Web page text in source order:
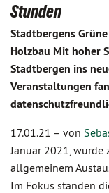
Stunden
Stadtbergens
Holzbau Mit hoher
Stadtbergen ins
Veranstaltungen
17.01.21 – von
Januar 2021, wurde
allgemeinem
Im Fokus standen